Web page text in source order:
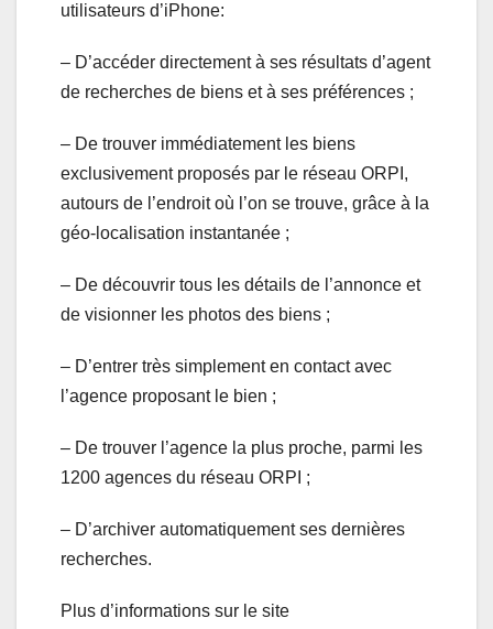
utilisateurs d’iPhone:
– D’accéder directement à ses résultats d’agent
de recherches de biens et à ses préférences ;
– De trouver immédiatement les biens
exclusivement proposés par le réseau ORPI,
autours de l’endroit où l’on se trouve, grâce à la
géo-localisation instantanée ;
– De découvrir tous les détails de l’annonce et
de visionner les photos des biens ;
– D’entrer très simplement en contact avec
l’agence proposant le bien ;
– De trouver l’agence la plus proche, parmi les
1200 agences du réseau ORPI ;
– D’archiver automatiquement ses dernières
recherches.
Plus d’informations sur le site